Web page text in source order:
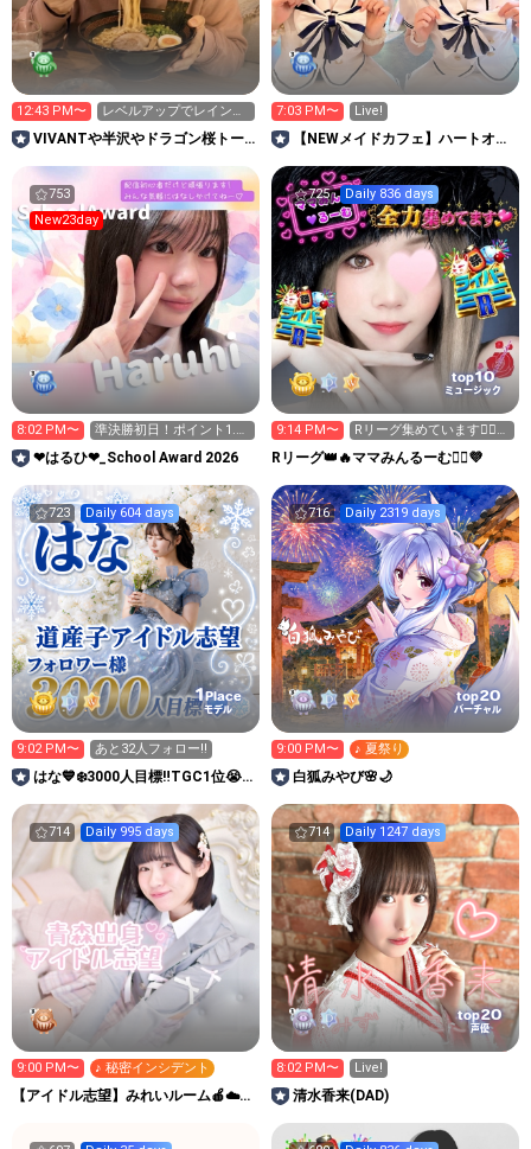
12:43 PM〜
レベルアップでレインボ
ースターもらってね😊
VIVANTや半沢やドラゴン桜トー
7:03 PM〜 Live!
【NEWメイドカフェ】ハートオブ
753
New23day
8:02 PM〜
準決勝初日！ポイント1.2
倍の日！
❤︎はるひ❤︎_School Award 2026
725 Daily 836 days
top10
ミュージック
9:14 PM〜
Rリーグ集めています🙋‍♀️次
枠24:30〜
Rリーグ👑🔥ママみんるーむ💁‍♀️💜
723 Daily 604 days
1Place
モデル
9:02 PM〜 あと32人フォロー‼️
はな💙❄️3000人目標‼️TGC1位😭
716 Daily 2319 days
top20
バーチャル
9:00 PM〜 ♪ 夏祭り
白狐みやび🌸🌙
714 Daily 995 days
9:00 PM〜 ♪ 秘密インシデント
【アイドル志望】みれいルーム🍎︎︎☁️🎀
714 Daily 1247 days
top20
声優
8:02 PM〜 Live!
清水香来(DAD)